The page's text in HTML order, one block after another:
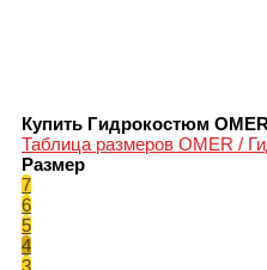
Купить Гидрокостюм
Таблица размеров OMER /
Размер
7
6
5
4